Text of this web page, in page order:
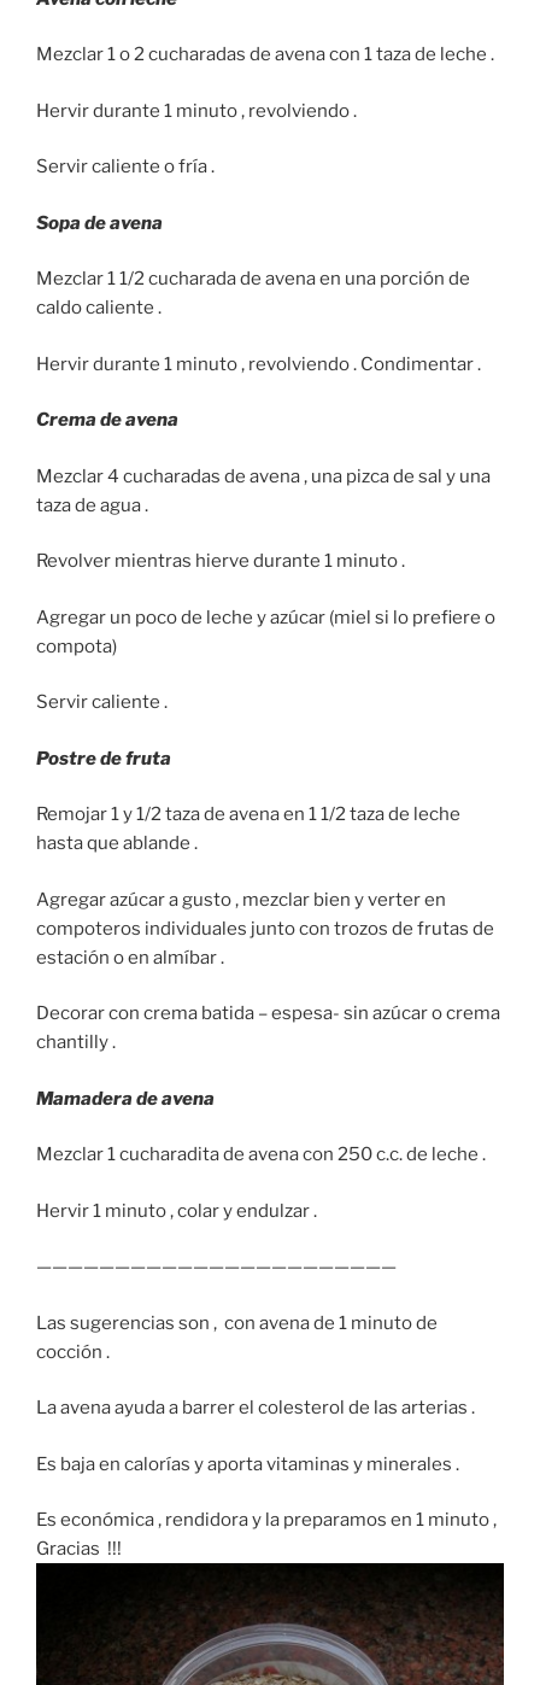
Mezclar 1 o 2 cucharadas de avena con 1 taza de leche .
Hervir durante 1 minuto , revolviendo .
Servir caliente o fría .
Sopa de avena
Mezclar 1 1/2 cucharada de avena en una porción de
caldo caliente .
Hervir durante 1 minuto , revolviendo . Condimentar .
Crema de avena
Mezclar 4 cucharadas de avena , una pizca de sal y una
taza de agua .
Revolver mientras hierve durante 1 minuto .
Agregar un poco de leche y azúcar (miel si lo prefiere o
compota)
Servir caliente .
Postre de fruta
Remojar 1 y 1/2 taza de avena en 1 1/2 taza de leche
hasta que ablande .
Agregar azúcar a gusto , mezclar bien y verter en
compoteros individuales junto con trozos de frutas de
estación o en almíbar .
Decorar con crema batida – espesa- sin azúcar o crema
chantilly .
Mamadera de avena
Mezclar 1 cucharadita de avena con 250 c.c. de leche .
Hervir 1 minuto , colar y endulzar .
———————————————————————
Las sugerencias son , con avena de 1 minuto de
cocción .
La avena ayuda a barrer el colesterol de las arterias .
Es baja en calorías y aporta vitaminas y minerales .
Es económica , rendidora y la preparamos en 1 minuto ,
Gracias !!!